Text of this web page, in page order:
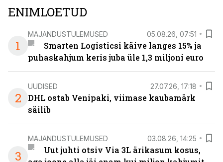
ENIMLOETUD
1
MAJANDUSTULEMUSED 05.08.26, 07:51
Smarten Logisticsi käive langes 15% ja
puhaskahjum keris juba üle 1,3 miljoni euro
2
UUDISED 27.07.26, 17:18
DHL ostab Venipaki, viimase kaubamärk
säilib
3
MAJANDUSTULEMUSED 03.08.26, 14:25
Uut juhti otsiv Via 3L ärikasum kosus,